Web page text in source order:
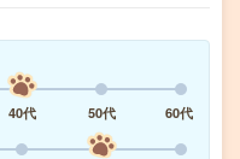
40代 50代
60代